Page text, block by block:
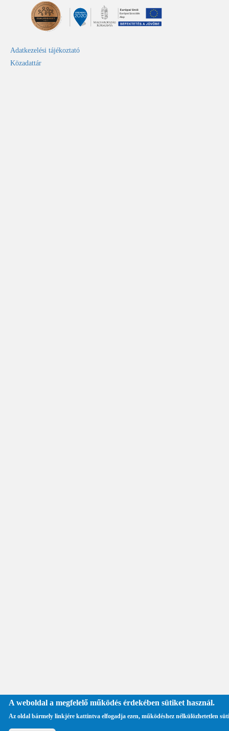
Adatkezelési tájékoztató
Közadattár
A weboldal a megfelelő működés érdekében sütiket használ.
Az oldal bármely linkjére kattintva elfogadja ezen, működéshez nélkülözhetetlen